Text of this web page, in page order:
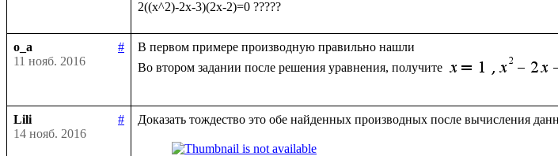
o_a
#
11 нояб. 2016
В первом примере производную правильно нашли
Во втором задании после решения уравнения, получите
Lili
#
14 нояб. 2016